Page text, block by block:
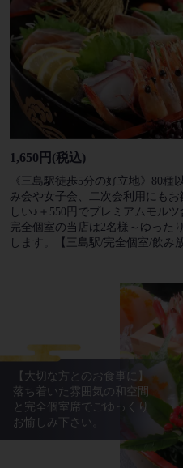
1,650円 (税込)
《三島駅徒歩5分の好立地》80
み会や女子会、二次会利用にも
しい♪＋550円でプレミアムモル
完全個室の当店は2名様～ゆった
します。【三島駅/完全個室/飲み
【大切な方とのお食事に】
落ち着いた雰囲気の和空間
と完全個室席でごゆっくり
お愉しみ下さい。